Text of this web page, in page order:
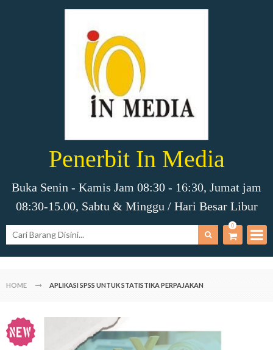
Penerbit In Media
Buka Senin - Kamis Jam 08:30 - 16:30, Jumat jam
08:30-15.00, Sabtu & Minggu / Hari Besar Libur
0
HOME APLIKASI SPSS UNTUK STATISTIKA PERPAJAKAN